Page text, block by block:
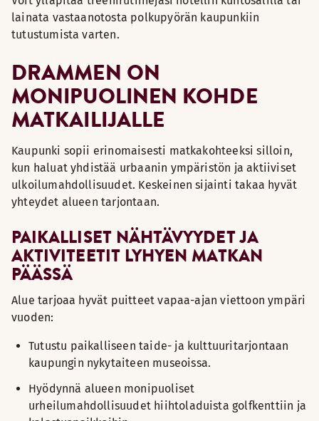
lainata vastaanotosta polkupyörän kaupunkiin
tutustumista varten.
DRAMMEN ON
MONIPUOLINEN KOHDE
MATKAILIJALLE
Kaupunki sopii erinomaisesti matkakohteeksi silloin,
kun haluat yhdistää urbaanin ympäristön ja aktiiviset
ulkoilumahdollisuudet. Keskeinen sijainti takaa hyvät
yhteydet alueen tarjontaan.
PAIKALLISET NÄHTÄVYYDET JA
AKTIVITEETIT LYHYEN MATKAN
PÄÄSSÄ
Alue tarjoaa hyvät puitteet vapaa-ajan viettoon ympäri
vuoden:
Tutustu paikalliseen taide- ja kulttuuritarjontaan
kaupungin nykytaiteen museoissa.
Hyödynnä alueen monipuoliset
urheilumahdollisuudet hiihtoladuista golfkenttiin ja